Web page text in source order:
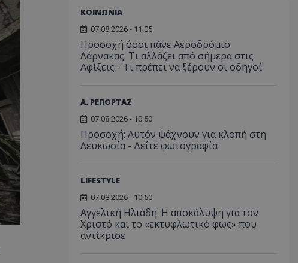
ΚΟΙΝΩΝΙΑ
07.08.2026 - 11:05
Προσοχή όσοι πάνε Αεροδρόμιο
Λάρνακας: Τι αλλάζει από σήμερα στις
Αφίξεις - Τι πρέπει να ξέρουν οι οδηγοί
Α. ΡΕΠΟΡΤΑΖ
07.08.2026 - 10:50
Προσοχή: Αυτόν ψάχνουν για κλοπή στη
Λευκωσία - Δείτε φωτογραφία
LIFESTYLE
07.08.2026 - 10:50
Αγγελική Ηλιάδη: Η αποκάλυψη για τον
Χριστό και το «εκτυφλωτικό φως» που
αντίκρισε